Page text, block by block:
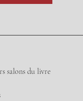
salons du livre